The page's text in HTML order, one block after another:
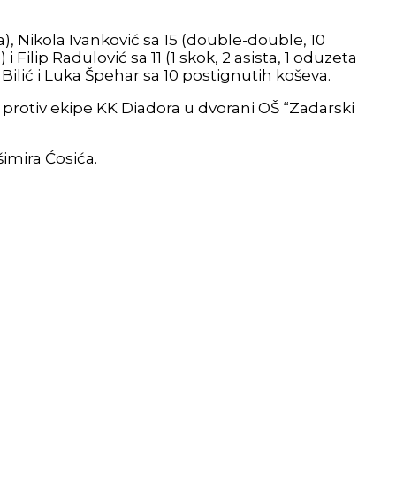
Nikola Ivanković sa 15 (double-double, 10
Radulović sa 11 (1 skok, 2 asista, 1 oduzeta
i Luka Špehar sa 10 postignutih koševa.
ekipe KK Diadora u dvorani OŠ “Zadarski
Ćosića.